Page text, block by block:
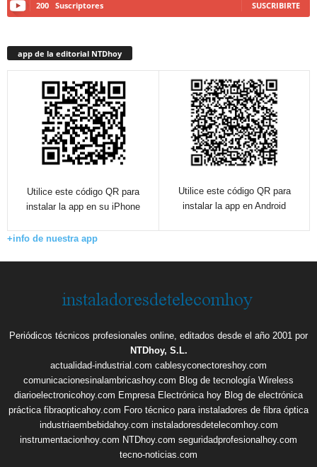
200 Suscriptores SUSCRIBIRTE
app de la editorial NTDhoy
Utilice este código QR para
instalar la app en su iPhone
Utilice este código QR para
instalar la app en Android
+info de nuestra app
Periódicos técnicos profesionales online, editados desde el año 2001 por
NTDhoy, S.L.
actualidad-industrial.com cablesyconectoreshoy.com
comunicacionesinalambricashoy.com Blog de tecnología Wireless
diarioelectronicohoy.com Empresa Electrónica hoy Blog de electrónica
práctica fibraopticahoy.com Foro técnico para instaladores de fibra óptica
industriaembebidahoy.com instaladoresdetelecomhoy.com
instrumentacionhoy.com NTDhoy.com seguridadprofesionalhoy.com
tecno-noticias.com